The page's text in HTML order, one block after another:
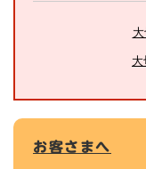
お客さまへ